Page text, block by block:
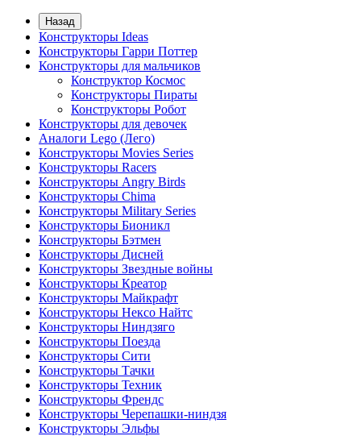
Назад
Конструкторы Ideas
Конструкторы Гарри Поттер
Конструкторы для мальчиков
Конструктор Космос
Конструкторы Пираты
Конструкторы Робот
Конструкторы для девочек
Аналоги Lego (Лего)
Конструкторы Movies Series
Конструкторы Racers
Конструкторы Angry Birds
Конструкторы Chima
Конструкторы Military Series
Конструкторы Бионикл
Конструкторы Бэтмен
Конструкторы Дисней
Конструкторы Звездные войны
Конструкторы Креатор
Конструкторы Майкрафт
Конструкторы Нексо Найтс
Конструкторы Ниндзяго
Конструкторы Поезда
Конструкторы Сити
Конструкторы Тачки
Конструкторы Техник
Конструкторы Френдс
Конструкторы Черепашки-ниндзя
Конструкторы Эльфы